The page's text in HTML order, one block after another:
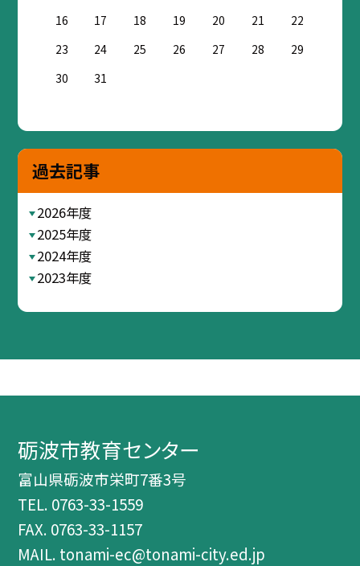
16
17 18 19 20 21
22
23
24 25 26 27 28
29
30
31
過去記事
2026年度
2025年度
2024年度
2023年度
砺波市教育センター
富山県砺波市栄町7番3号
TEL. 0763-33-1559
FAX. 0763-33-1157
MAIL. tonami-ec@tonami-city.ed.jp